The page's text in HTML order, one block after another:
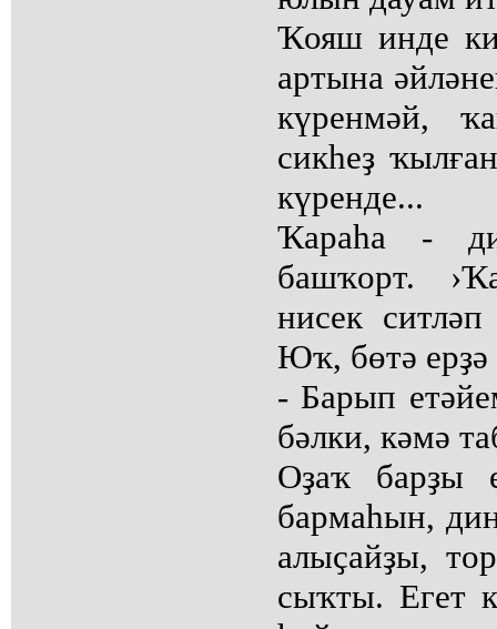
Ҡояш инде
артына
күренмәй,
сикһеҙ
күренде...
Ҡараһа -
башҡорт.
нисек
Юҡ, бөтә
- Барып
бәлки, кәмә
Оҙаҡ барҙы
бармаһын,
алыҫайҙы,
сыҡты. Егет